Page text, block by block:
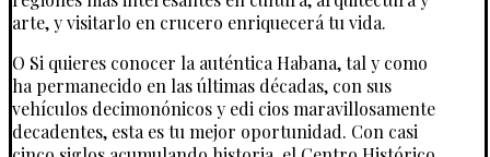
arte, y visitarlo en crucero enriquecerá tu vida.
O Si quieres conocer la auténtica Habana, tal y como
ha permanecido en las últimas décadas, con sus
vehículos decimonónicos y edi cios maravillosamente
decadentes, esta es tu mejor oportunidad. Con casi